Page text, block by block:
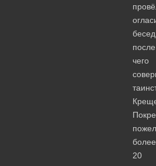
после
чего
более
20